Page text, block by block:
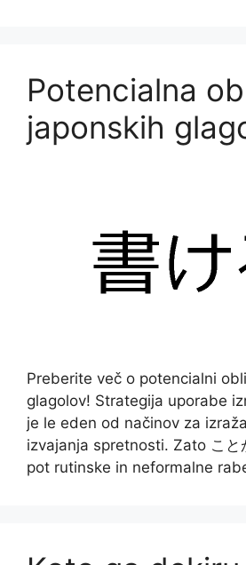
Potencialna
japonskih
Preberite več o potencialni
glagolov! Strategija uporabe
je le eden od načinov za
izvajanja spretnosti. Zato こと
pot rutinske in neformalne